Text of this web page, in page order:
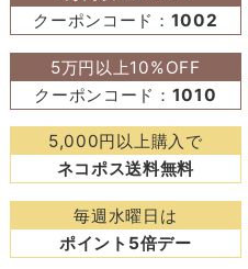
クーポンコード： 1002
5万円以上10%OFF
クーポンコード： 1010
5,000円以上購入で
ネコポス送料無料
毎週水曜日は
ポイント5倍デー